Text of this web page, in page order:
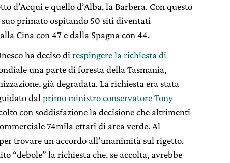
d’Acqui e quello d’Alba, la Barbera. Con questo
primato ospitando 50 siti diventati
Cina con 47 e dalla Spagna con 44.
ha deciso di respingere la richiesta di
una parte di foresta della Tasmania,
già degradata. La richiesta era stata
dal primo ministro conservatore Tony
con soddisfazione la decisione che altrimenti
74mila ettari di area verde. Al
trovare un accordo all’unanimità sul rigetto.
“debole” la richiesta che, se accolta, avrebbe